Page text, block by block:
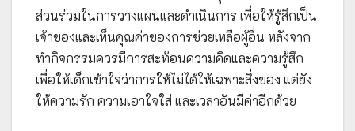
ส่วนร่วมในการวางแผนและดำเนินการ เพื่อให้รู้สึกเป็น
เจ้าของและเห็นคุณค่าของการช่วยเหลือผู้อื่น หลังจาก
ทำกิจกรรมควรมีการสะท้อนความคิดและความรู้สึก
เพื่อให้เด็กเข้าใจว่าการให้ไม่ได้ให้เฉพาะสิ่งของ แต่ยัง
ให้ความรัก ความเอาใจใส่ และเวลาอันมีค่าอีกด้วย